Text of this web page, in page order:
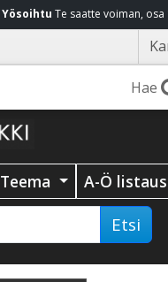
Yösoihtu Te saatte voiman, osa
Teema A-Ö listaus
Etsi